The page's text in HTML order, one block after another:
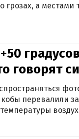
грозах, а местами
говорят
перевалили